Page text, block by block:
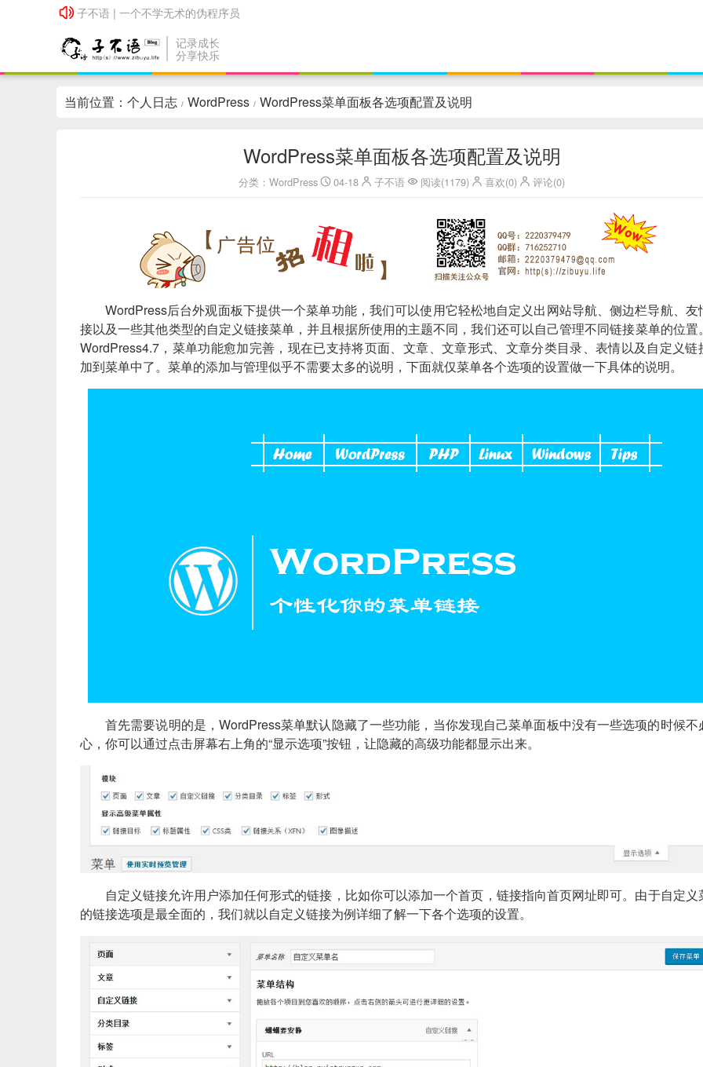
子不语 | 一个不学无术的伪程序员
记录成长
分享快乐
当前位置： 个人日志 / WordPress / WordPress菜单面板各选项配置及说明
WordPress菜单面板各选项配置及说明
分类： WordPress 04-18 子不语 阅读(1179) 喜欢(0) 评论(0)
WordPress后台外观面板下提供一个菜单功能，我们可以使用它轻松地自定义出网站导航、侧边栏导航、友
接以及一些其他类型的自定义链接菜单，并且根据所使用的主题不同，我们还可以自己管理不同链接菜单的位置
WordPress4.7，菜单功能愈加完善，现在已支持将页面、文章、文章形式、文章分类目录、表情以及自定义链
加到菜单中了。菜单的添加与管理似乎不需要太多的说明，下面就仅菜单各个选项的设置做一下具体的说明。
首先需要说明的是，WordPress菜单默认隐藏了一些功能，当你发现自己菜单面板中没有一些选项的时候不
心，你可以通过点击屏幕右上角的“显示选项”按钮，让隐藏的高级功能都显示出来。
自定义链接允许用户添加任何形式的链接，比如你可以添加一个首页，链接指向首页网址即可。由于自定义
的链接选项是最全面的，我们就以自定义链接为例详细了解一下各个选项的设置。